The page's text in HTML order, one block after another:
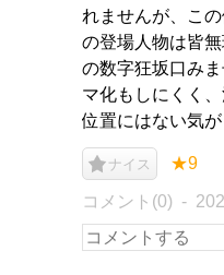
れませんが、こ
の登場人物は皆
の数字狂坂口み
マ化もしにくく
位置にはない気が
ナイス ★9
コメント(0)